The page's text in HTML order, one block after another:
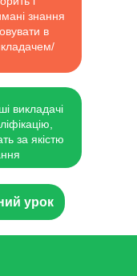
урок
знання
в
викладачі
за якістю